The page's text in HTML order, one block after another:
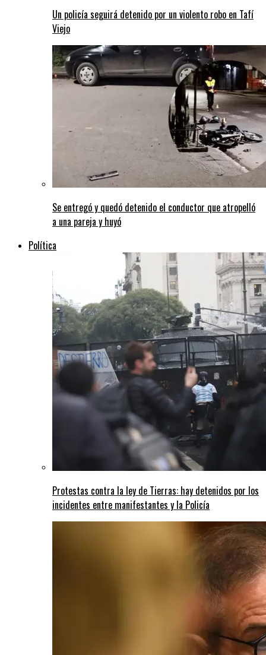
Un policía seguirá detenido por un violento robo en Tafí
Viejo
Se entregó y quedó detenido el conductor que atropelló
a una pareja y huyó
Política
Protestas contra la ley de Tierras: hay detenidos por los
incidentes entre manifestantes y la Policía